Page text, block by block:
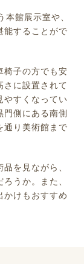
館展示室や、
能することがで
椅子の方でも安
さに設置されて
やすくなってい
門側にある南側
通り美術館まで
を見ながら、
うか。また、
かけもおすすめ